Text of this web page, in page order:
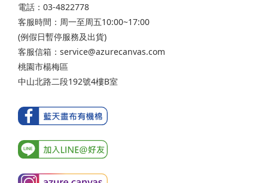
電話：03-4822778
客服時間：周一至周五10:00~17:00
(例假日暫停服務及出貨)
客服信箱：service@azurecanvas.com
桃園市楊梅區
中山北路二段192號4樓B室